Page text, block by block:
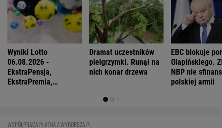
Wyniki Lotto
06.08.2026 -
EkstraPensja,
EkstraPremia,
Dramat uczestników
pielgrzymki. Runął na
nich konar drzewa
EBC blokuje
Glapińskiego.
NBP nie
polskiej armii
WSPÓŁPRACA PŁATNA Z WYBORCZA.PL